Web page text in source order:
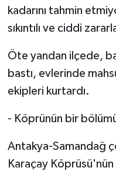
kadarını tahmin
sıkıntılı ve ciddi
Öte yandan ilçede,
bastı, evlerinde
ekipleri kurtardı.
- Köprünün bir
Antakya-Samandağ
Karaçay